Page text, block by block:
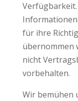
für ihre
übernommen
nicht
vorbehalten.
Wir bemühen